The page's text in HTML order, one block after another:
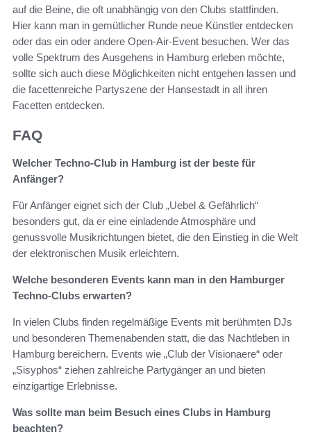
auf die Beine, die oft unabhängig von den Clubs stattfinden.
Hier kann man in gemütlicher Runde neue Künstler entdecken
oder das ein oder andere Open-Air-Event besuchen. Wer das
volle Spektrum des Ausgehens in Hamburg erleben möchte,
sollte sich auch diese Möglichkeiten nicht entgehen lassen und
die facettenreiche Partyszene der Hansestadt in all ihren
Facetten entdecken.
FAQ
Welcher Techno-Club in Hamburg ist der beste für
Anfänger?
Für Anfänger eignet sich der Club „Uebel & Gefährlich“
besonders gut, da er eine einladende Atmosphäre und
genussvolle Musikrichtungen bietet, die den Einstieg in die Welt
der elektronischen Musik erleichtern.
Welche besonderen Events kann man in den Hamburger
Techno-Clubs erwarten?
In vielen Clubs finden regelmäßige Events mit berühmten DJs
und besonderen Themenabenden statt, die das Nachtleben in
Hamburg bereichern. Events wie „Club der Visionaere“ oder
„Sisyphos“ ziehen zahlreiche Partygänger an und bieten
einzigartige Erlebnisse.
Was sollte man beim Besuch eines Clubs in Hamburg
beachten?